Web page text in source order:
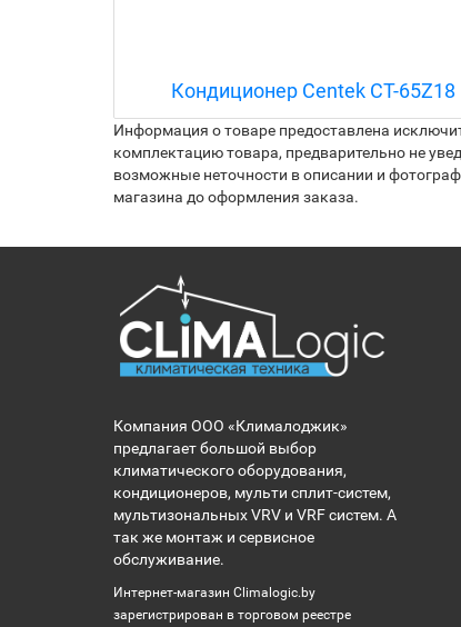
Кондиционер Centek CT-65Z18
Информация о товаре предоставлена
комплектацию товара, предварительно не
возможные неточности в описании и
магазина до оформления заказа.
Компания ООО «Клималоджик»
предлагает большой выбор
климатического оборудования,
кондиционеров, мульти сплит-систем,
мультизональных VRV и VRF систем. А
так же монтаж и сервисное
обслуживание.
Интернет-магазин Climalogic.by
зарегистрирован в торговом реестре